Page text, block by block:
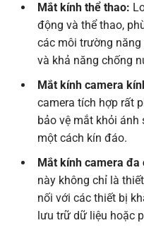
Mắt kính thể thao:
động và thể thao,
các môi trường
và khả năng chống
Mắt kính camera
camera tích hợp rất
bảo vệ mắt khỏi ánh
một cách kín đáo.
Mắt kính camera đa
này không chỉ là
nối với các thiết bị
lưu trữ dữ liệu hoặc